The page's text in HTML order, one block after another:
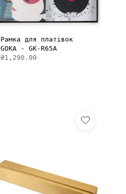
ДОДАТИ В КОШИК
Рамка для платівок
GOKA - GK-R65A
₴1,290.00